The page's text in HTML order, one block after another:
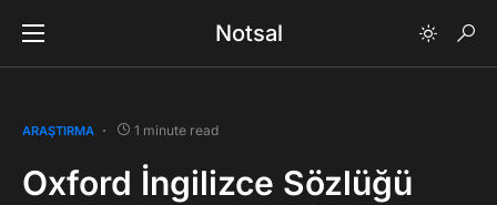
Notsal
ARAŞTIRMA 1 minute read
Oxford İngilizce Sözlüğü